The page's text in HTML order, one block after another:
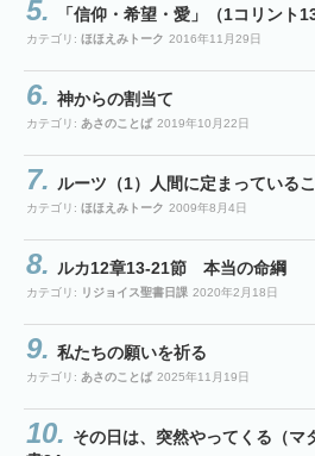
「信仰・希望・愛」（1コリント13
カテゴリ: ほほえみトーク 2016年11月29日
神からの割当て
カテゴリ: あさのことば 2019年10月22日
ルーツ（1）人間に定まっている
カテゴリ: ほほえみトーク 2009年8月4日
ルカ12章13-21節 本当の命綱
カテゴリ: リジョイス聖書日課 2020年2月18日
私たちの願いを祈る
カテゴリ: あさのことば 2025年11月19日
その日は、突然やってくる（マ